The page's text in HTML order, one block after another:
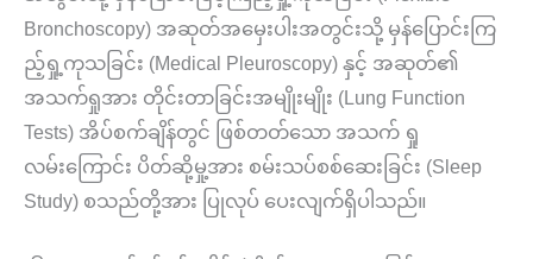
Bronchoscopy) အဆုတ်အမှေးပါးအတွင်းသို့ မှန်ပြောင်းကြ
ည့်ရှု့ကုသခြင်း (Medical Pleuroscopy) နှင့် အဆုတ်၏
အသက်ရှုအား တိုင်းတာခြင်းအမျိုးမျိုး (Lung Function
Tests) အိပ်စက်ချိန်တွင် ဖြစ်တတ်သော အသက် ရှု
လမ်းကြောင်း ပိတ်ဆို့မှု့အား စမ်းသပ်စစ်ဆေးခြင်း (Sleep
Study) စသည်တို့အား ပြုလုပ် ပေးလျက်ရှိပါသည်။